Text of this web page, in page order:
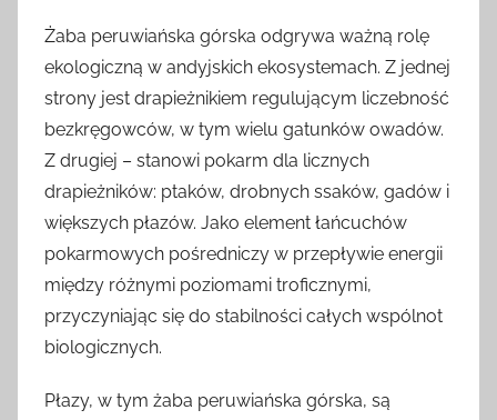
Żaba peruwiańska górska odgrywa ważną rolę
ekologiczną w andyjskich ekosystemach. Z jednej
strony jest drapieżnikiem regulującym liczebność
bezkręgowców, w tym wielu gatunków owadów.
Z drugiej – stanowi pokarm dla licznych
drapieżników: ptaków, drobnych ssaków, gadów i
większych płazów. Jako element łańcuchów
pokarmowych pośredniczy w przepływie energii
między różnymi poziomami troficznymi,
przyczyniając się do stabilności całych wspólnot
biologicznych.
Płazy, w tym żaba peruwiańska górska, są